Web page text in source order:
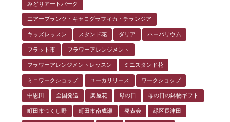
みどりアートパーク
エアープランツ・キセログラフィカ・チランジア
キッズレッスン スタンド花 ダリア ハーバリウム
フラット市 フラワーアレンジメント
フラワーアレンジメントレッスン ミニスタンド花
ミニワークショップ ユーカリリース ワークショップ
中恩田 全国発送 楽屋花 母の日 母の日の鉢物ギフト
町田市つくし野 町田市南成瀬 発表会 緑区長津田